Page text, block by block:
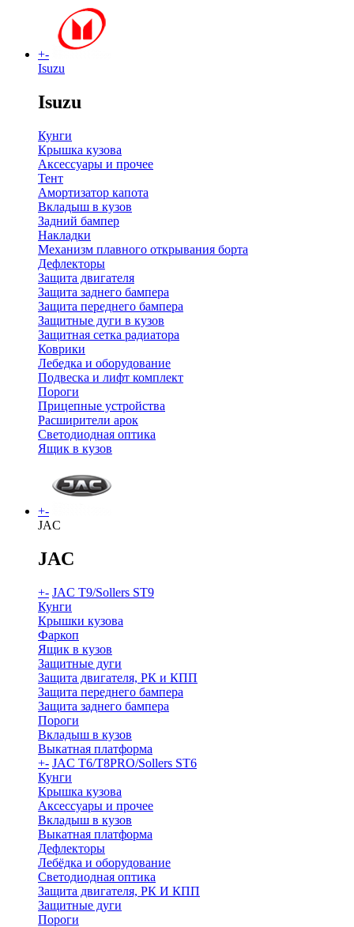
+-
Isuzu
Isuzu
Кунги
Крышка кузова
Аксессуары и прочее
Тент
Амортизатор капота
Вкладыш в кузов
Задний бампер
Накладки
Механизм плавного открывания борта
Дефлекторы
Защита двигателя
Защита заднего бампера
Защита переднего бампера
Защитные дуги в кузов
Защитная сетка радиатора
Коврики
Лебедка и оборудование
Подвеска и лифт комплект
Пороги
Прицепные устройства
Расширители арок
Светодиодная оптика
Ящик в кузов
+-
JAC
JAC
+- JAC T9/Sollers ST9
Кунги
Крышки кузова
Фаркоп
Ящик в кузов
Защитные дуги
Защита двигателя, РК и КПП
Защита переднего бампера
Защита заднего бампера
Пороги
Вкладыш в кузов
Выкатная платформа
+- JAC T6/T8PRO/Sollers ST6
Кунги
Крышка кузова
Аксессуары и прочее
Вкладыш в кузов
Выкатная платформа
Дефлекторы
Лебёдка и оборудование
Светодиодная оптика
Защита двигателя, РК И КПП
Защитные дуги
Пороги